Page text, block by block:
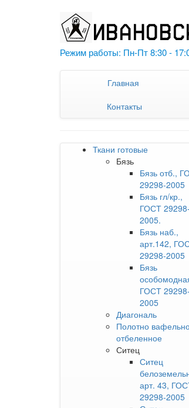
Режим работы: Пн-Пт 8:30 -
Главная
Контакты
Ткани готовые
Бязь
Бязь отб.,
29298-2005
Бязь гл/кр.,
ГОСТ 29298-
2005.
Бязь наб.,
арт.142,
29298-2005
Бязь
ГОСТ 29298-
2005
Диагональ
Полотно
отбеленное
Ситец
Ситец
арт. 43,
29298-2005